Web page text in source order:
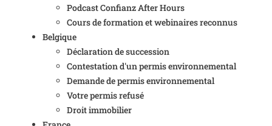
Podcast Confianz After Hours
Cours de formation et webinaires reconnus
Belgique
Déclaration de succession
Contestation d'un permis environnemental
Demande de permis environnemental
Votre permis refusé
Droit immobilier